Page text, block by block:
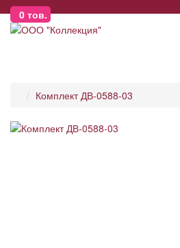
0 тов.
Комплект ДВ-0588-03